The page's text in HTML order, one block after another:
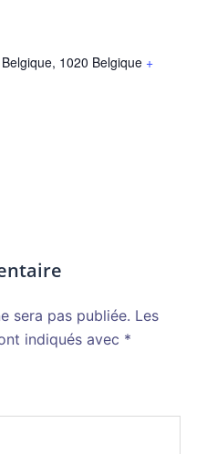
, 1020 Belgique +
sera pas publiée. Les
indiqués avec *